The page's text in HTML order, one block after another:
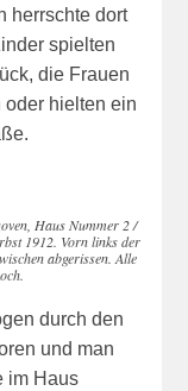
herrschte dort
spielten
die Frauen
oder hielten ein
Haus Nummer 2 /
1912. Vorn links der
abgerissen. Alle
durch den
und man
im Haus